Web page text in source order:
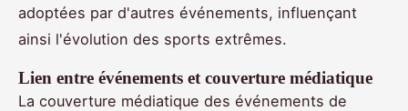
adoptées par d'autres événements, influençant
ainsi l'évolution des sports extrêmes.
Lien entre événements et couverture médiatique
La couverture médiatique des événements de